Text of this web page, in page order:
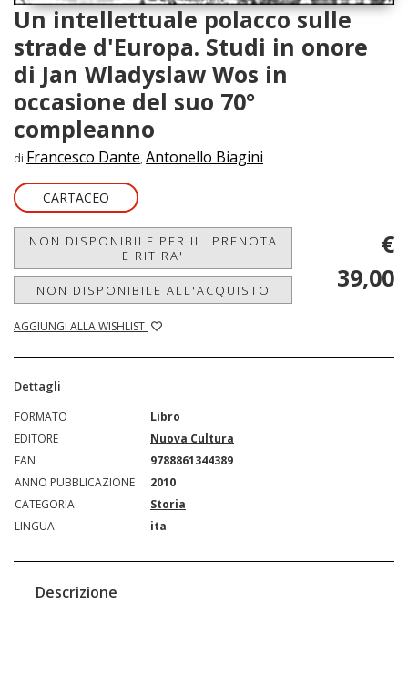
Un intellettuale polacco sulle
strade d'Europa. Studi in onore
di Jan Wladyslaw Wos in
occasione del suo 70°
compleanno
di Francesco Dante, Antonello Biagini
CARTACEO
NON DISPONIBILE PER IL 'PRENOTA
E RITIRA'
NON DISPONIBILE ALL'ACQUISTO
AGGIUNGI ALLA WISHLIST
€
39,00
Dettagli
FORMATO
Libro
EDITORE
Nuova Cultura
EAN
9788861344389
ANNO PUBBLICAZIONE
2010
CATEGORIA
Storia
LINGUA
ita
Descrizione